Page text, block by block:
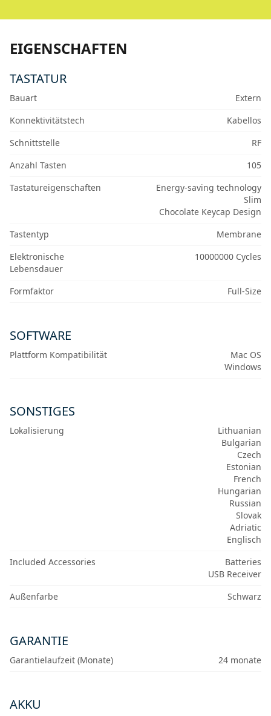
EIGENSCHAFTEN
TASTATUR
Bauart
Extern
Konnektivitätstech
Kabellos
Schnittstelle
RF
Anzahl Tasten
105
Tastatureigenschaften
Energy-saving technology
Slim
Chocolate Keycap Design
Tastentyp
Membrane
Elektronische
Lebensdauer
10000000 Cycles
Formfaktor Full-Size
SOFTWARE
Plattform Kompatibilität
Mac OS
Windows
SONSTIGES
Lokalisierung
Lithuanian
Bulgarian
Czech
Estonian
French
Hungarian
Russian
Slovak
Adriatic
Englisch
Included Accessories
Batteries
USB Receiver
Außenfarbe
Schwarz
GARANTIE
Garantielaufzeit (Monate) 24 monate
AKKU